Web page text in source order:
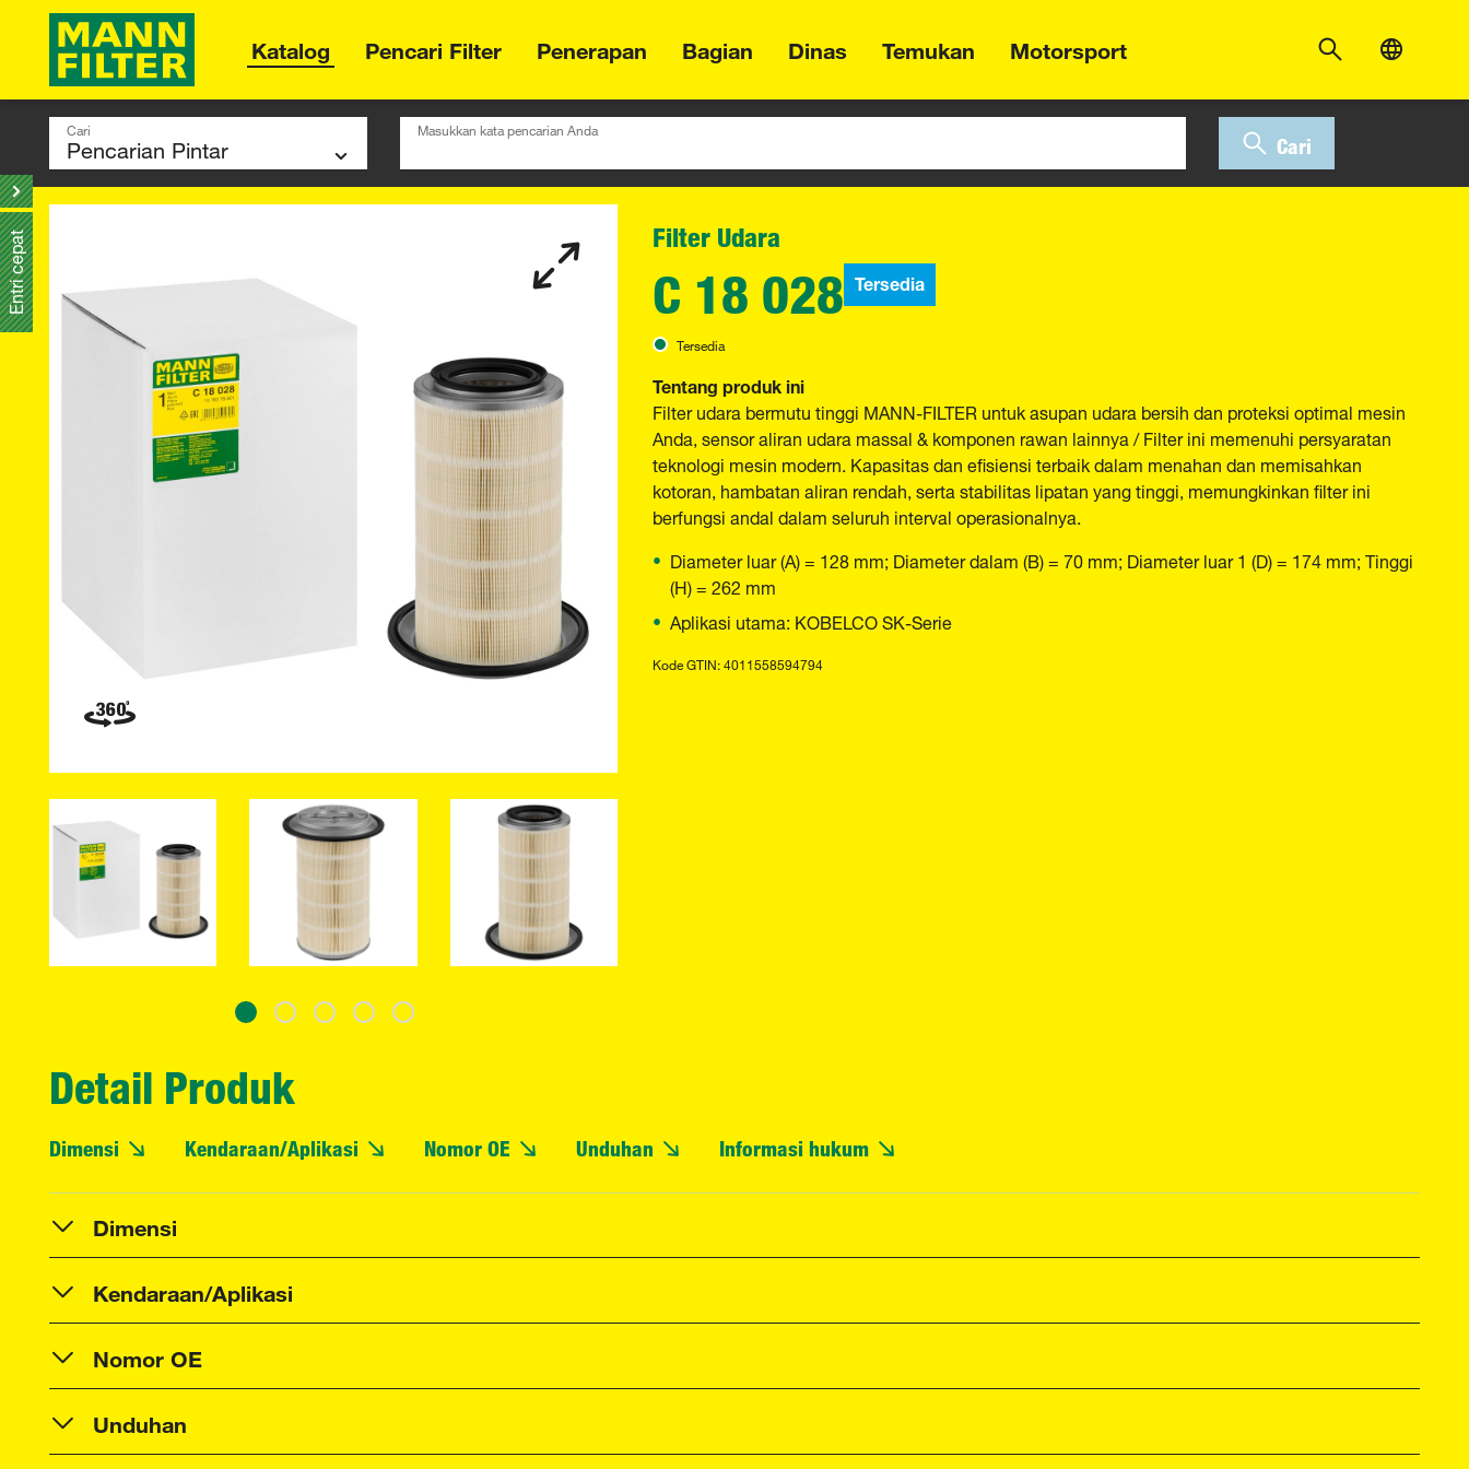
Katalog Pencari Filter Penerapan Bagian Dinas Temukan Motorsport
Cari Masukkan kata pencarian Anda
Cari
Filter Udara
C 18 028 Tersedia
Tersedia
Tentang produk ini
Filter udara bermutu tinggi MANN-FILTER untuk asupan udara bersih dan proteksi optimal mesin
Anda, sensor aliran udara massal & komponen rawan lainnya / Filter ini memenuhi persyaratan
teknologi mesin modern. Kapasitas dan efisiensi terbaik dalam menahan dan memisahkan
kotoran, hambatan aliran rendah, serta stabilitas lipatan yang tinggi, memungkinkan filter ini
berfungsi andal dalam seluruh interval operasionalnya.
Diameter luar (A) = 128 mm; Diameter dalam (B) = 70 mm; Diameter luar 1 (D) = 174 mm; Tinggi
(H) = 262 mm
Aplikasi utama: KOBELCO SK-Serie
Kode GTIN: 4011558594794
Detail Produk
Dimensi Kendaraan/Aplikasi Nomor OE Unduhan Informasi hukum
Dimensi
Kendaraan/Aplikasi
Nomor OE
Unduhan